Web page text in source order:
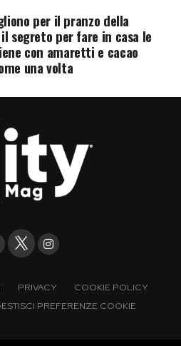
per il pranzo della
segreto per fare in casa le
con amaretti e cacao
una volta
PRIVACY
COOKIE POLICY
PREFERENZE COOKIE